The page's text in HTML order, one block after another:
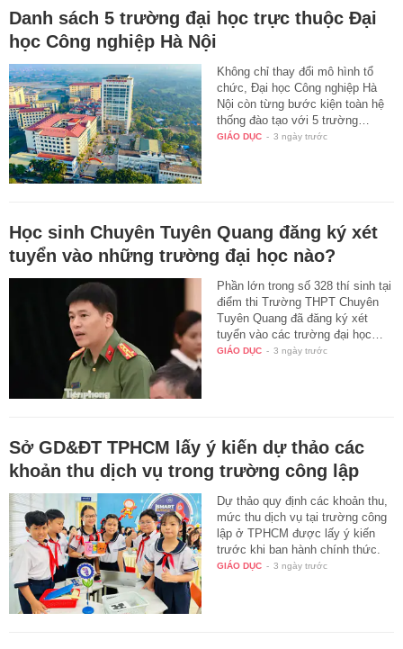
Danh sách 5 trường đại học trực thuộc Đại
học Công nghiệp Hà Nội
Không chỉ thay đổi mô hình tổ
chức, Đại học Công nghiệp Hà
Nội còn từng bước kiện toàn hệ
thống đào tạo với 5 trường…
GIÁO DỤC - 3 ngày trước
Học sinh Chuyên Tuyên Quang đăng ký xét
tuyển vào những trường đại học nào?
Phần lớn trong số 328 thí sinh tại
điểm thi Trường THPT Chuyên
Tuyên Quang đã đăng ký xét
tuyển vào các trường đại học…
GIÁO DỤC - 3 ngày trước
Sở GD&ĐT TPHCM lấy ý kiến dự thảo các
khoản thu dịch vụ trong trường công lập
Dự thảo quy định các khoản thu,
mức thu dịch vụ tại trường công
lập ở TPHCM được lấy ý kiến
trước khi ban hành chính thức.
GIÁO DỤC - 3 ngày trước